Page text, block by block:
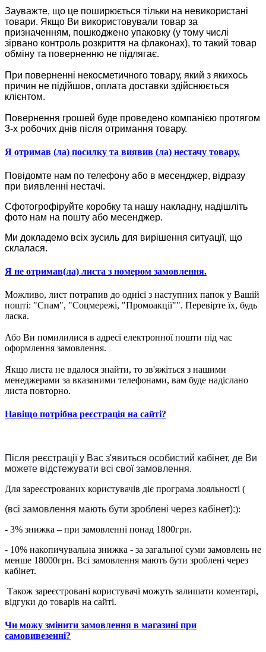
Зауважте, що це поширюється тільки на невикористані
товари. Якщо Ви використовували товар за
призначенням, пошкоджено упаковку (у тому числі
зірвано контроль розкриття на флаконах), то такий товар
обміну та поверненню не підлягає.
При поверненні некосметичного товару, який з якихось
причин не підійшов, оплата доставки здійснюється
клієнтом.
Повернення грошей буде проведено компанією протягом
3-х робочих днів після отримання товару.
Я отримав (ла) посилку та виявив (ла) нестачу товару.
Повідомте нам по телефону або в месенджер, відразу
при виявленні нестачі.
Сфотогрофіруйте коробку та нашу накладну, надішліть
фото нам на пошту або месенджер.
Ми докладемо всіх зусиль для вирішення ситуації, що
склалася.
Я не отримав(ла) листа з номером замовлення.
Можливо, лист потрапив до однієї з наступних папок у Вашій
пошті: "Спам", "Соцмережі, "Промоакції"". Перевірте їх, будь
ласка.
Або Ви помилилися в адресі електронної пошти під час
оформлення замовлення.
Якщо листа не вдалося знайти, то зв'яжіться з нашими
менеджерами за вказаними телефонами, вам буде надіслано
листа повторно.
Навіщо потрібна реєстрація на сайті?
Після реєстрації у Вас з'явиться особистий кабінет, де Ви
можете відстежувати всі свої замовлення.
Для зареєстрованих користувачів діє програма лояльності (
(всі замовлення мають бути зроблені через кабінет):):
- 3% знижка – при замовленні понад 1800грн.
- 10% накопичувальна знижка - за загальної суми замовлень не
менше 18000грн. Всі замовлення мають бути зроблені через
кабінет.
Також зареєстровані користувачі можуть залишати коментарі,
відгуки до товарів на сайті.
Чи можу змінити замовлення в магазині при
самовивезенні?